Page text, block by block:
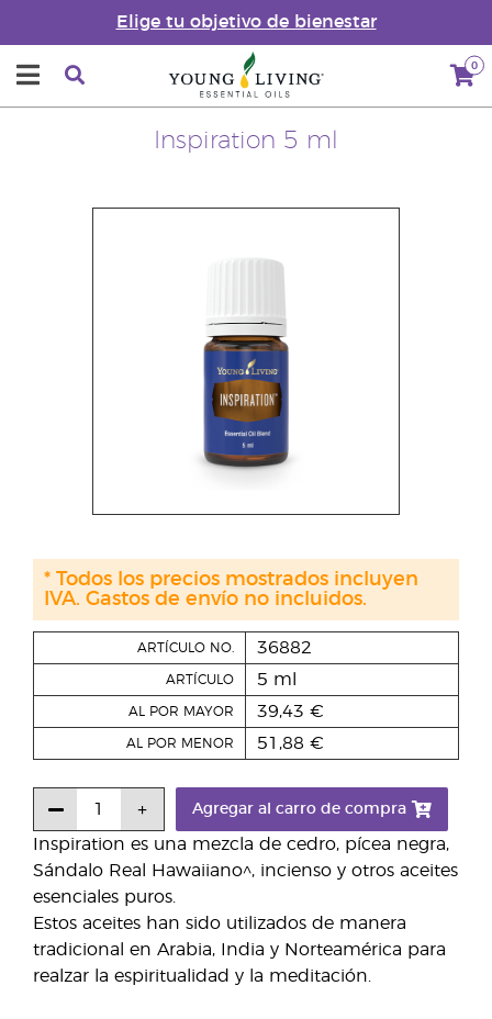
Elige tu objetivo de bienestar
0
Inspiration 5 ml
Inspiration es una mezcla de cedro, pícea negra,
Sándalo Real Hawaiiano^, incienso y otros aceites
esenciales puros.
Estos aceites han sido utilizados de manera
tradicional en Arabia, India y Norteamérica para
realzar la espiritualidad y la meditación.
ARTÍCULO NO. 36882
ARTÍCULO 5 ml
AL POR MAYOR 39,43 €
AL POR MENOR 51,88 €
Agregar al carro de compra
* Todos los precios mostrados incluyen
IVA. Gastos de envío no incluidos.